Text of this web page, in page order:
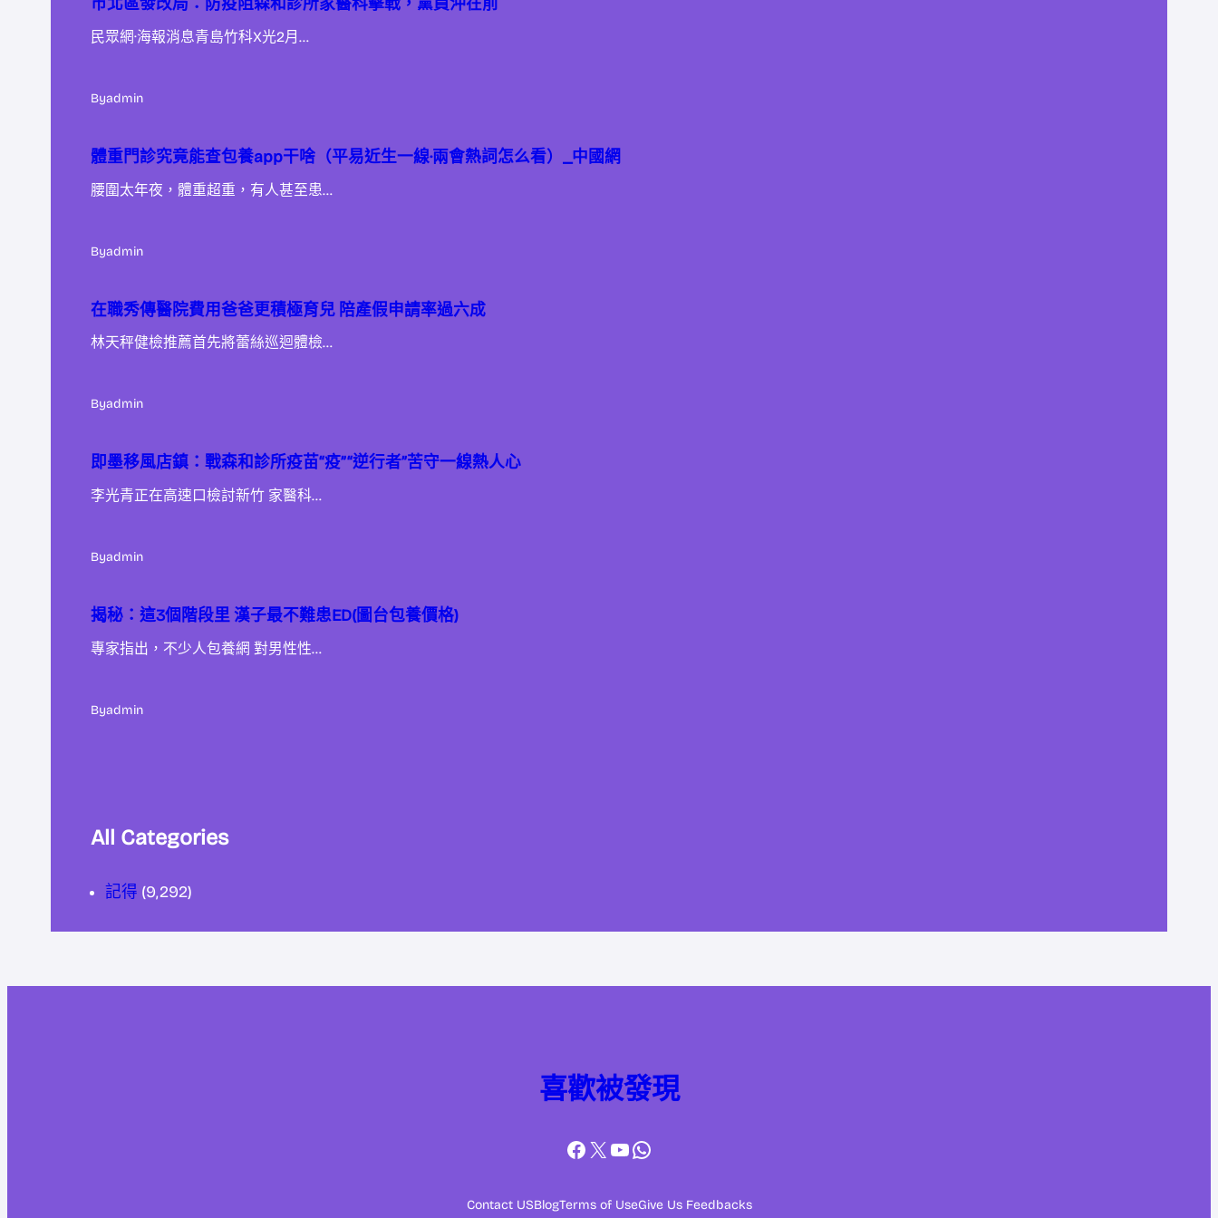
市北區發改局：防疫阻森和診所家醫科擊戰，黨員沖在前
民眾網·海報消息青島竹科X光2月…
Byadmin
體重門診究竟能查包養app干啥（平易近生一線·兩會熱詞怎么看）_中國網
腰圍太年夜，體重超重，有人甚至患…
Byadmin
在職秀傳醫院費用爸爸更積極育兒 陪產假申請率過六成
林天秤健檢推薦首先將蕾絲巡迴體檢…
Byadmin
即墨移風店鎮：戰森和診所疫苗“疫”“逆行者”苦守一線熱人心
李光青正在高速口檢討新竹 家醫科…
Byadmin
揭秘：這3個階段里 漢子最不難患ED(圖台包養價格)
專家指出，不少人包養網 對男性性…
Byadmin
All Categories
記得 (9,292)
喜歡被發現
Facebook
X YouTube
WhatsApp
Contact USBlogTerms of UseGive Us Feedbacks